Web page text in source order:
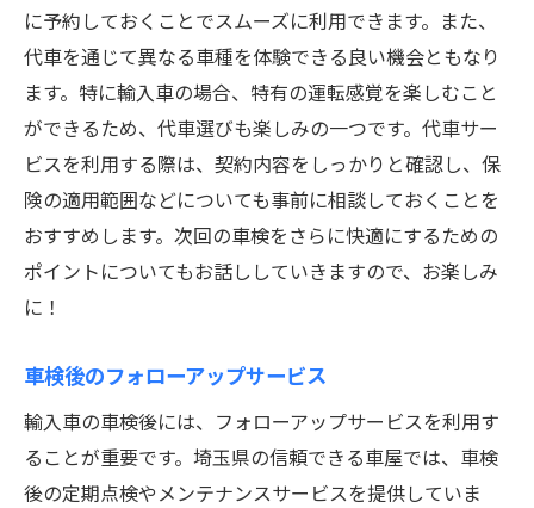
に予約しておくことでスムーズに利用できます。また、
代車を通じて異なる車種を体験できる良い機会ともなり
ます。特に輸入車の場合、特有の運転感覚を楽しむこと
ができるため、代車選びも楽しみの一つです。代車サー
ビスを利用する際は、契約内容をしっかりと確認し、保
険の適用範囲などについても事前に相談しておくことを
おすすめします。次回の車検をさらに快適にするための
ポイントについてもお話ししていきますので、お楽しみ
に！
車検後のフォローアップサービス
輸入車の車検後には、フォローアップサービスを利用す
ることが重要です。埼玉県の信頼できる車屋では、車検
後の定期点検やメンテナンスサービスを提供していま